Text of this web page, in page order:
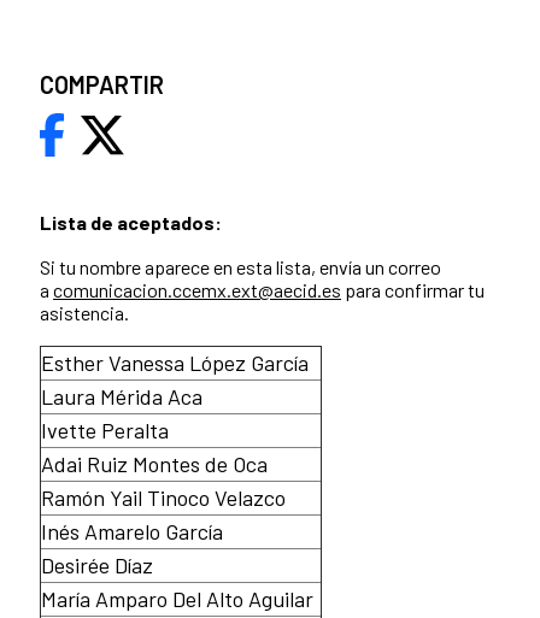
Lista de aceptados:
Si tu nombre aparece en esta lista, envía un correo
a comunicacion.ccemx.ext@aecid.es para confirmar tu
asistencia.
Esther Vanessa López García
Laura Mérida Aca
Ivette Peralta
Adai Ruiz Montes de Oca
Ramón Yail Tinoco Velazco
Inés Amarelo García
Desirée Díaz
María Amparo Del Alto Aguilar
COMPARTIR